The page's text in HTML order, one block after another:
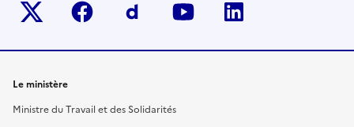
Twitter-x facebook Dailymotion
youtube
Le ministère
Ministre du Travail et des Solidarités